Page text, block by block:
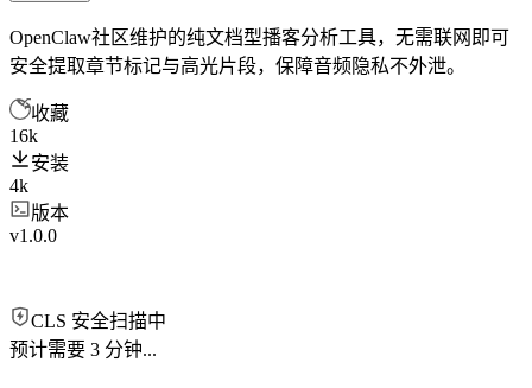
OpenClaw社区维护的纯文档型播客分析工具，无需联网即可
安全提取章节标记与高光片段，保障音频隐私不外泄。
收藏
16k
安装
4k
版本
v1.0.0
CLS 安全扫描中
预计需要 3 分钟...